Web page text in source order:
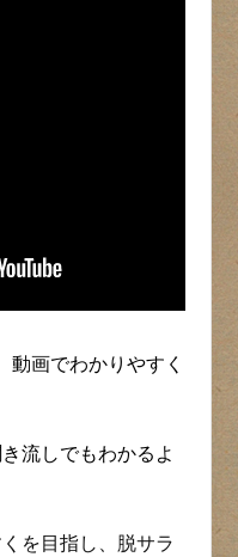
動画でわかりやすく
流しでもわかるよ
を目指し、脱サラ